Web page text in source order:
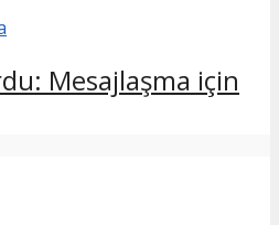
Mesajlaşma için